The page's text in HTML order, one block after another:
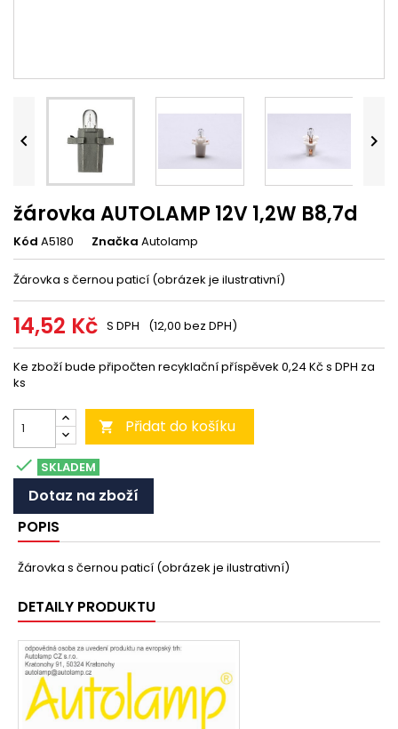
 
žárovka AUTOLAMP 12V 1,2W B8,7d
Kód A5180 Značka Autolamp
Žárovka s černou paticí (obrázek je ilustrativní)
14,52 Kč S DPH (12,00 bez DPH)
Ke zboží bude připočten recyklační příspěvek 0,24 Kč s DPH za
ks
 Přidat do košíku
 SKLADEM
Dotaz na zboží
POPIS
Žárovka s černou paticí (obrázek je ilustrativní)
DETAILY PRODUKTU